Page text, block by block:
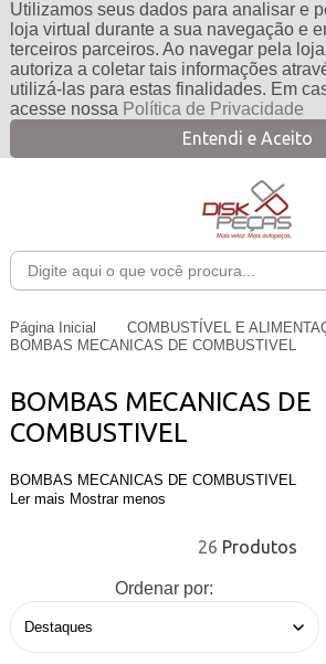
Utilizamos seus dados para analisar e
loja virtual durante a sua navegação e
terceiros parceiros. Ao navegar pela
autoriza a coletar tais informações
utilizá-las para estas finalidades. Em
acesse nossa Política de Privacidade
Entendi e Aceito
Página Inicial
COMBUSTÍVEL E
BOMBAS MECANICAS DE COMBUSTIVEL
BOMBAS MECANICAS DE
COMBUSTIVEL
BOMBAS MECANICAS DE COMBUSTIVEL
Ler mais Mostrar menos
26
Ordenar por: